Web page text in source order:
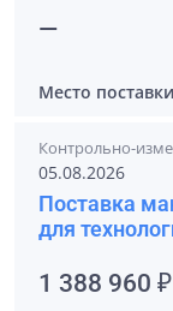
—
Место
Контрольно-
05.08.2026
Поставка
для
1 388 960 ₽